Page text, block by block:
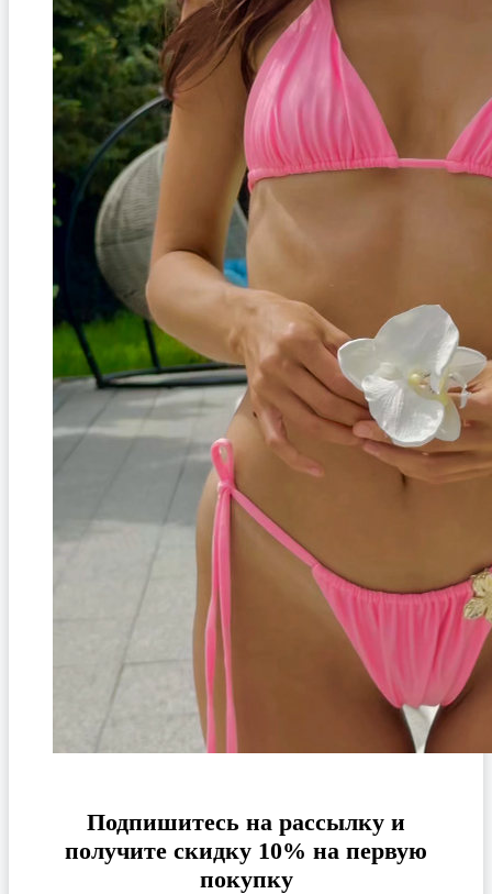
Подпишитесь на рассылку и
получите скидку 10% на первую
покупку